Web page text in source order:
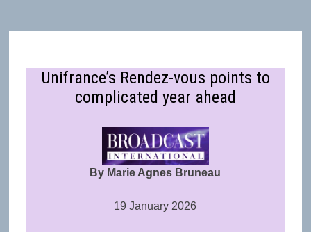
Unifrance’s Rendez-vous points to
complicated year ahead
By Marie Agnes Bruneau
19 January 2026